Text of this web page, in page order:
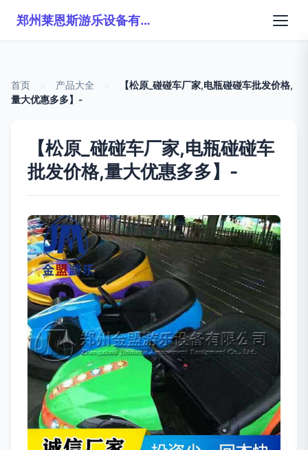
郑州莱恩斯游乐设备有限公司
首页 产品大全
【松原_碰碰车厂家,电瓶碰碰车批发价格,
量大优惠多多】-
【松原_碰碰车厂家,电瓶碰碰车
批发价格,量大优惠多多】-